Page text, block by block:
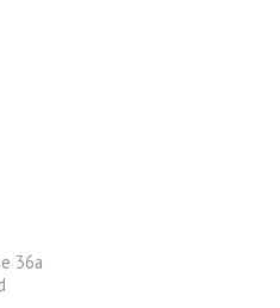
36a